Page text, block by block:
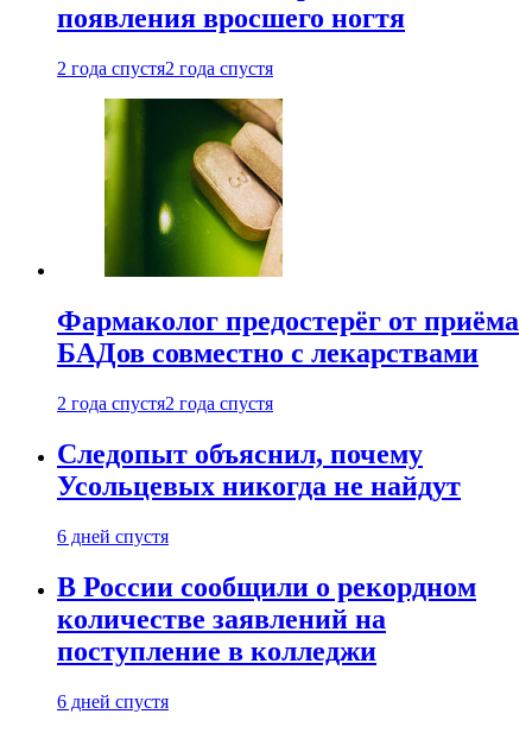
появления вросшего ногтя
2 года спустя2 года спустя
Фармаколог предостерёг от приёма
БАДов совместно с лекарствами
2 года спустя2 года спустя
Следопыт объяснил, почему
Усольцевых никогда не найдут
6 дней спустя
В России сообщили о рекордном
количестве заявлений на
поступление в колледжи
6 дней спустя